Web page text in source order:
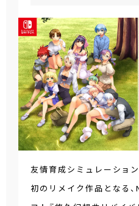
友情育成シミュレーショ
初のリメイク作品とな